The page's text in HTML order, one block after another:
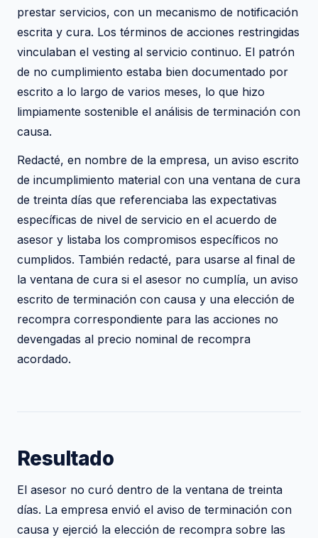
prestar servicios, con un mecanismo de notificación
escrita y cura. Los términos de acciones restringidas
vinculaban el vesting al servicio continuo. El patrón
de no cumplimiento estaba bien documentado por
escrito a lo largo de varios meses, lo que hizo
limpiamente sostenible el análisis de terminación con
causa.
Redacté, en nombre de la empresa, un aviso escrito
de incumplimiento material con una ventana de cura
de treinta días que referenciaba las expectativas
específicas de nivel de servicio en el acuerdo de
asesor y listaba los compromisos específicos no
cumplidos. También redacté, para usarse al final de
la ventana de cura si el asesor no cumplía, un aviso
escrito de terminación con causa y una elección de
recompra correspondiente para las acciones no
devengadas al precio nominal de recompra
acordado.
Resultado
El asesor no curó dentro de la ventana de treinta
días. La empresa envió el aviso de terminación con
causa y ejerció la elección de recompra sobre las